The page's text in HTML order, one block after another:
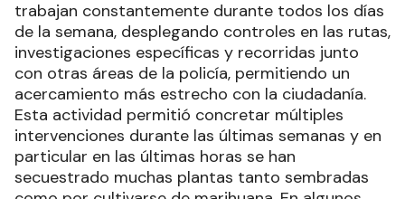
trabajan constantemente durante todos los días
de la semana, desplegando controles en las rutas,
investigaciones específicas y recorridas junto
con otras áreas de la policía, permitiendo un
acercamiento más estrecho con la ciudadanía.
Esta actividad permitió concretar múltiples
intervenciones durante las últimas semanas y en
particular en las últimas horas se han
secuestrado muchas plantas tanto sembradas